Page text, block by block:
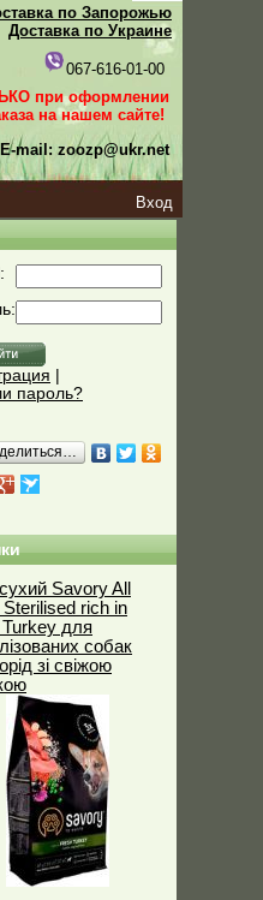
по Запорожью
Доставка по Украине
067-616-01-00
при оформлении
на нашем сайте!
E-mail: zoozp@ukr.net
Вход
пароль?
Savory All
Sterilised rich in
для
собак
зі свіжою